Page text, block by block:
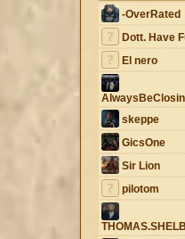
-OverRated
Dott. Have
El nero
skeppe
GicsOne
Sir Lion
pilotom